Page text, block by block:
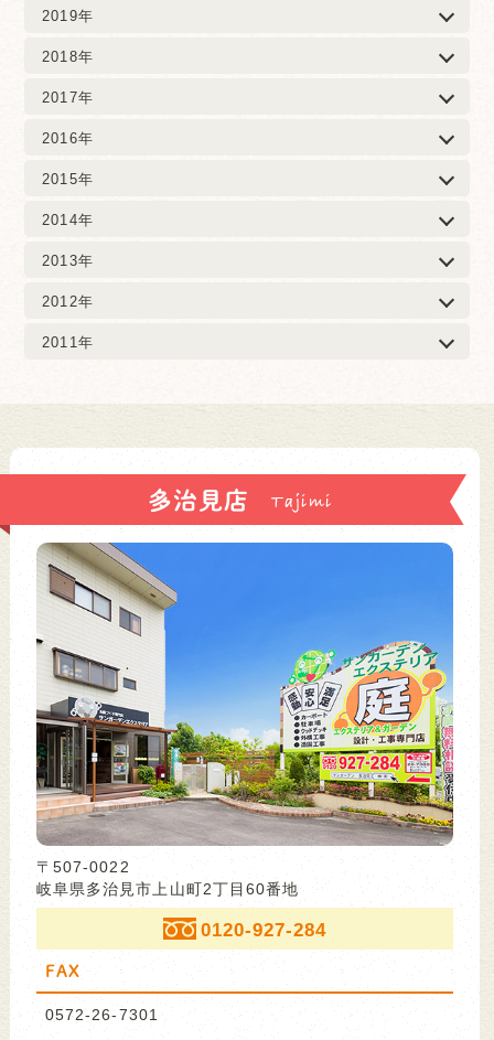
2019年
2018年
2017年
2016年
2015年
2014年
2013年
2012年
2011年
多治見店
〒507-0022
岐阜県多治見市上山町2丁目60番地
0120-927-284
FAX
0572-26-7301